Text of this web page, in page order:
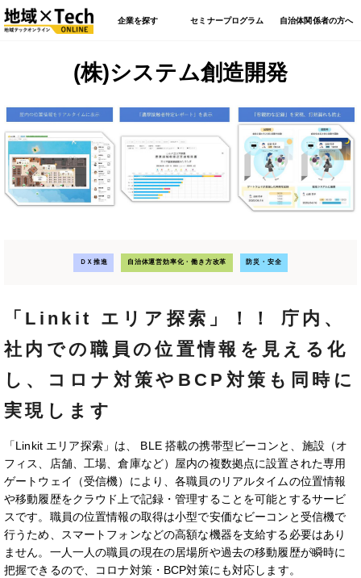
企業を探す セミナープログラム 自治体関係者の方へ
(株)システム創造開発
ＤＸ推進 自治体運営効率化・働き方改革 防災・安全
「Linkit エリア探索」！！ 庁内、
社内での職員の位置情報を見える化
し、コロナ対策やBCP対策も同時に
実現します
「Linkit エリア探索」は、 BLE 搭載の携帯型ビーコンと、施設（オ
フィス、店舗、工場、倉庫など）屋内の複数拠点に設置された専用
ゲートウェイ（受信機）により、各職員のリアルタイムの位置情報
や移動履歴をクラウド上で記録・管理することを可能とするサービ
スです。職員の位置情報の取得は小型で安価なビーコンと受信機で
行うため、スマートフォンなどの高額な機器を支給する必要はあり
ません。一人一人の職員の現在の居場所や過去の移動履歴が瞬時に
把握できるので、コロナ対策・BCP対策にも対応します。